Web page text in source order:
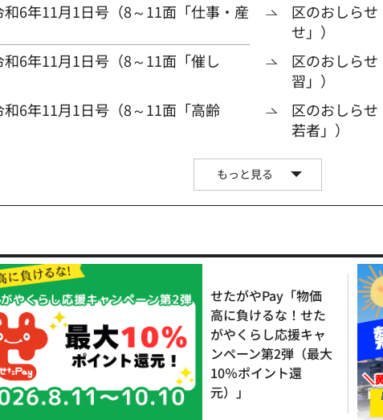
6年11月1日号（8～11面「仕事・産
区のおしら
せ」）
6年11月1日号（8～11面「催し
区のおしら
習」）
6年11月1日号（8～11面「高齢
区のおしら
若者」）
もっと見る
せたがやPay「物価
高に負けるな！せた
がやくらし応援キャ
ンペーン第2弾（最大
10％ポイント還
元）」